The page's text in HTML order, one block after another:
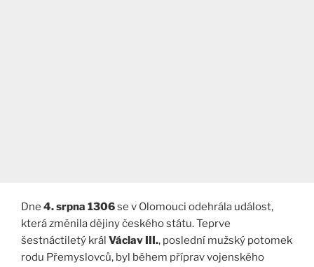
Dne 4. srpna 1306se v Olomouci odehrála událost,
která změnila dějiny českého státu. Teprve
šestnáctiletý král Václav III., poslední mužský potomek
rodu Přemyslovců, byl během příprav vojenského